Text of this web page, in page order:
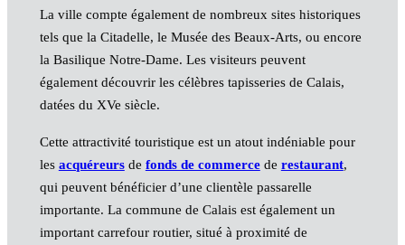
La ville compte également de nombreux sites historiques
tels que la Citadelle, le Musée des Beaux-Arts, ou encore
la Basilique Notre-Dame. Les visiteurs peuvent
également découvrir les célèbres tapisseries de Calais,
datées du XVe siècle.
Cette attractivité touristique est un atout indéniable pour
les acquéreursde fonds de commercede restaurant,
qui peuvent bénéficier d’une clientèle passarelle
importante. La commune de Calais est également un
important carrefour routier, situé à proximité de